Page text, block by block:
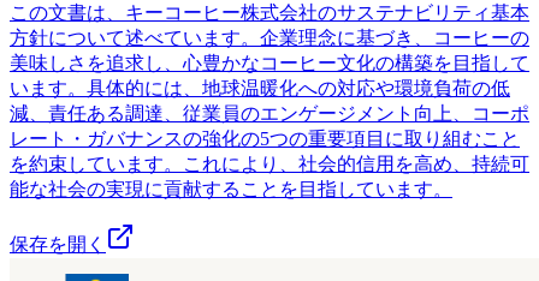
この文書は、キーコーヒー株式会社のサステナビリティ基本
方針について述べています。企業理念に基づき、コーヒーの
美味しさを追求し、心豊かなコーヒー文化の構築を目指して
います。具体的には、地球温暖化への対応や環境負荷の低
減、責任ある調達、従業員のエンゲージメント向上、コーポ
レート・ガバナンスの強化の5つの重要項目に取り組むこと
を約束しています。これにより、社会的信用を高め、持続可
能な社会の実現に貢献することを目指しています。
保存を開く